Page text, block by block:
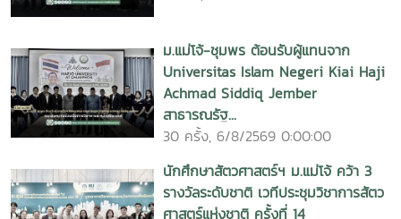
Universitas Islam Negeri Kiai Haji
Achmad Siddiq Jember
สาธารณรัฐ...
30 ครั้ง, 6/8/2569 0:00:00
นักศึกษาสัตวศาสตร์ฯ ม.แม่โจ้ คว้า 3
รางวัลระดับชาติ เวทีประชุมวิชาการสัตว
ศาสตร์แห่งชาติ ครั้งที่ 14
15 ครั้ง, 6/8/2569 0:00:00